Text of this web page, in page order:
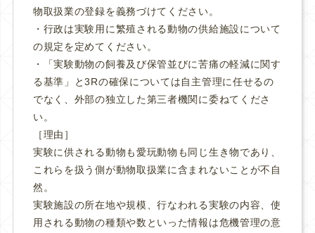
物取扱業の登録を義務づけてください。
・行政は実験用に繁殖される動物の供給施設について
の規定を定めてください。
・「実験動物の飼養及び保管並びに苦痛の軽減に関す
る基準」と3Rの確保については自主管理に任せるの
でなく、外部の独立した第三者機関に委ねてくださ
い。
［理由］
実験に供される動物も愛玩動物も同じ生き物であり、
これらを扱う側が動物取扱業に含まれないことが不自
然。
実験施設の所在地や規模、行なわれる実験の内容、使
用される動物の種類や数といった情報は危機管理の意